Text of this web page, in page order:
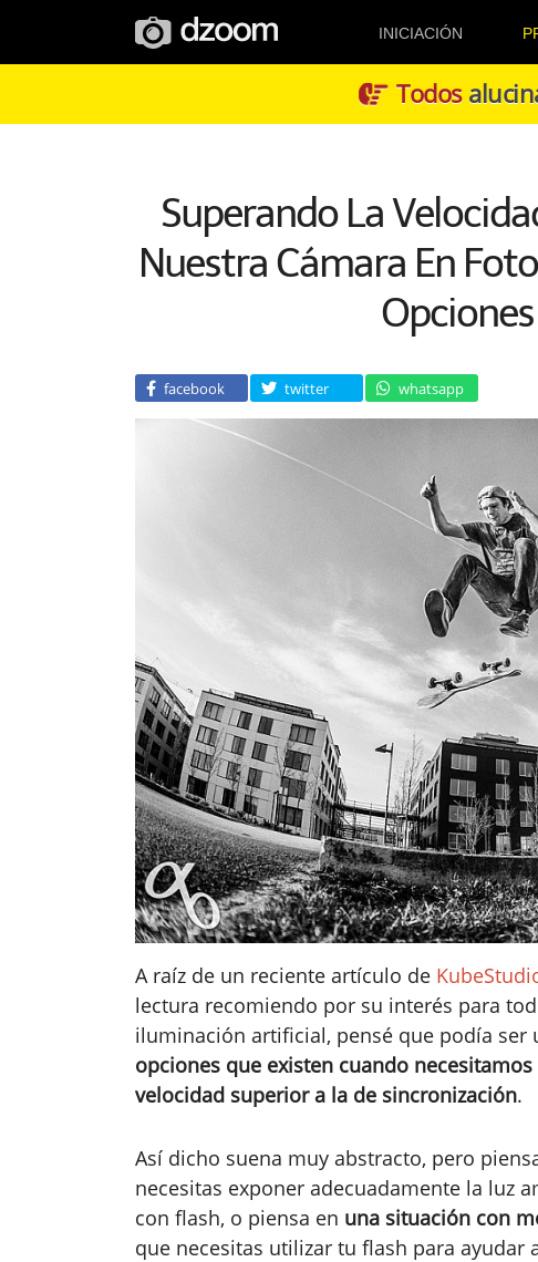
INICIACIÓN
Todos
Superando La
Nuestra Cámara En
facebook twitter whatsapp
A raíz de un reciente artículo de
lectura recomiendo por su interés para
iluminación artificial, pensé que podía ser
opciones que existen cuando
velocidad superior a la de sincronización.
Así dicho suena muy abstracto, pero
necesitas exponer adecuadamente la luz
con flash, o piensa en una situación con
que necesitas utilizar tu flash para ayudar